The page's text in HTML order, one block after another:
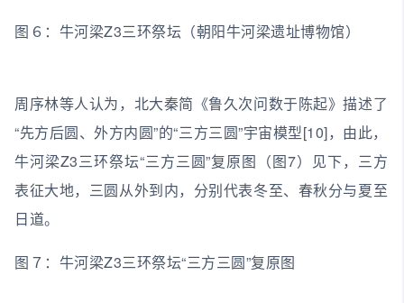
图６：牛河梁Z3三环祭坛（朝阳牛河梁遗址博物馆）
周序林等人认为，北大秦简《鲁久次问数于陈起》描述了
“先方后圆、外方内圆”的“三方三圆”宇宙模型[10]，由此，
牛河梁Z3三环祭坛“三方三圆”复原图（图7）见下，三方
表征大地，三圆从外到内，分别代表冬至、春秋分与夏至
日道。
图７：牛河梁Z3三环祭坛“三方三圆”复原图